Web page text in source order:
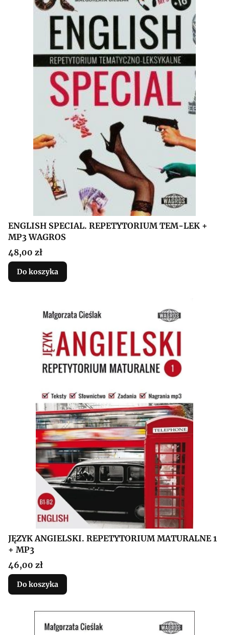
ENGLISH SPECIAL. REPETYTORIUM TEM-LEK +
MP3 WAGROS
Cena
48,00 zł
Do koszyka
JĘZYK ANGIELSKI. REPETYTORIUM MATURALNE 1
+ MP3
Cena
46,00 zł
Do koszyka